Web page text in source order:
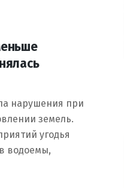
нарушения при
земель.
угодья
водоемы,